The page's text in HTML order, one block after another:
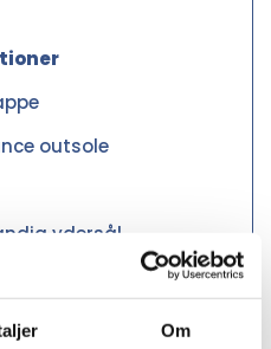
Om
outsole
ydersål
for ydersål
S3 SRC ESD